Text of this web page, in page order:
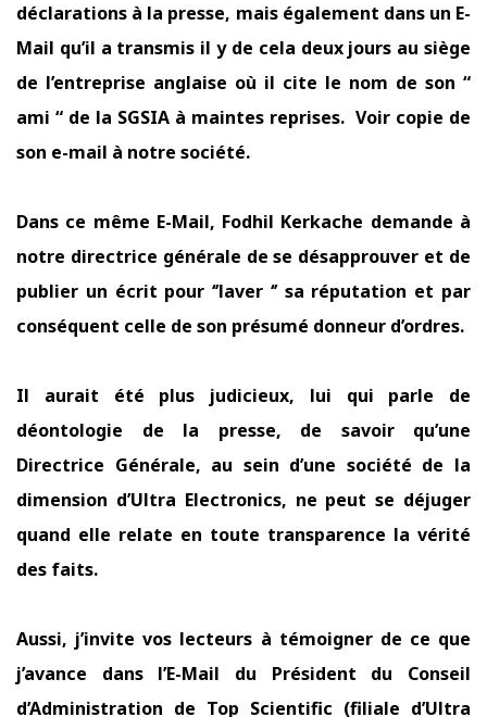
déclarations à la presse, mais également dans un E-
Mail qu’il a transmis il y de cela deux jours au siège
de l’entreprise anglaise où il cite le nom de son “
ami “ de la SGSIA à maintes reprises. Voir copie de
son e-mail à notre société.
Dans ce même E-Mail, Fodhil Kerkache demande à
notre directrice générale de se désapprouver et de
publier un écrit pour ‘’laver ‘’ sa réputation et par
conséquent celle de son présumé donneur d’ordres.
Il aurait été plus judicieux, lui qui parle de
déontologie de la presse, de savoir qu’une
Directrice Générale, au sein d’une société de la
dimension d’Ultra Electronics, ne peut se déjuger
quand elle relate en toute transparence la vérité
des faits.
Aussi, j’invite vos lecteurs à témoigner de ce que
j’avance dans l’E-Mail du Président du Conseil
d’Administration de Top Scientific (filiale d’Ultra